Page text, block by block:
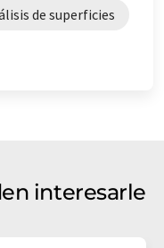
de superficies
interesarle